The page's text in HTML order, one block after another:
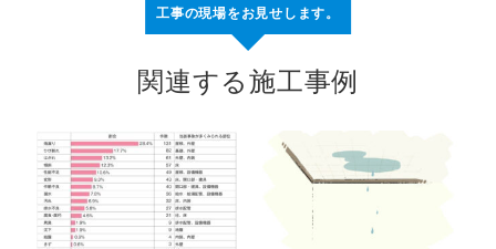
工事の現場をお見せします。
関連する施工事例